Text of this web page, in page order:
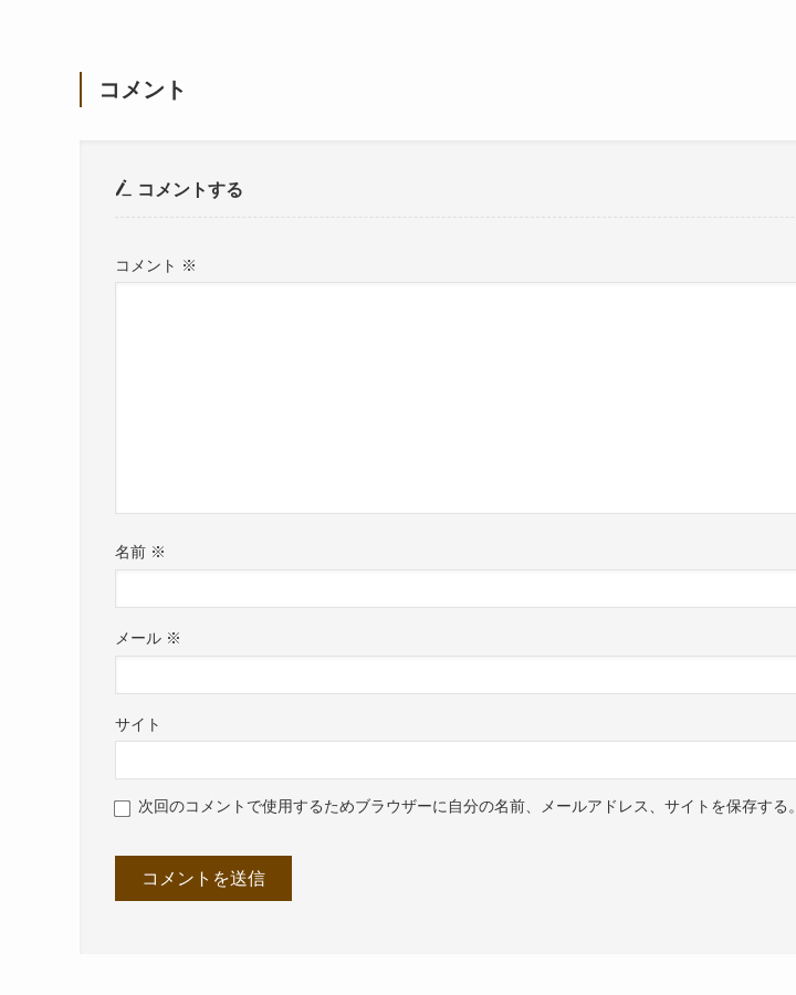
コメント
コメントする
コメント ※
名前 ※
メール ※
サイト
次回のコメントで使用するためブラウザーに自分の名前、メールアドレス、サイトを保存する。